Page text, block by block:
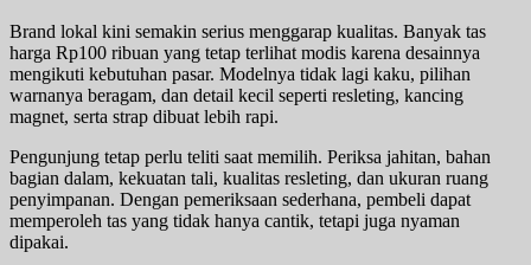
Brand lokal kini semakin serius menggarap kualitas. Banyak tas
harga Rp100 ribuan yang tetap terlihat modis karena desainnya
mengikuti kebutuhan pasar. Modelnya tidak lagi kaku, pilihan
warnanya beragam, dan detail kecil seperti resleting, kancing
magnet, serta strap dibuat lebih rapi.
Pengunjung tetap perlu teliti saat memilih. Periksa jahitan, bahan
bagian dalam, kekuatan tali, kualitas resleting, dan ukuran ruang
penyimpanan. Dengan pemeriksaan sederhana, pembeli dapat
memperoleh tas yang tidak hanya cantik, tetapi juga nyaman
dipakai.